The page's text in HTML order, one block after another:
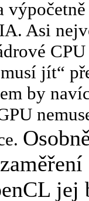
Asi
jít“
by
jej